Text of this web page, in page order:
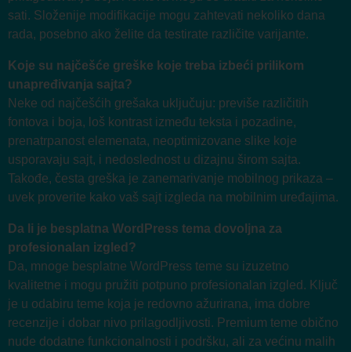
sati. Složenije modifikacije mogu zahtevati nekoliko dana
rada, posebno ako želite da testirate različite varijante.
Koje su najčešće greške koje treba izbeći prilikom
unapređivanja sajta?
Neke od najčešćih grešaka uključuju: previše različitih
fontova i boja, loš kontrast između teksta i pozadine,
prenatrpanost elemenata, neoptimizovane slike koje
usporavaju sajt, i nedoslednost u dizajnu širom sajta.
Takođe, česta greška je zanemarivanje mobilnog prikaza –
uvek proverite kako vaš sajt izgleda na mobilnim uređajima.
Da li je besplatna WordPress tema dovoljna za
profesionalan izgled?
Da, mnoge besplatne WordPress teme su izuzetno
kvalitetne i mogu pružiti potpuno profesionalan izgled. Ključ
je u odabiru teme koja je redovno ažurirana, ima dobre
recenzije i dobar nivo prilagodljivosti. Premium teme obično
nude dodatne funkcionalnosti i podršku, ali za većinu malih